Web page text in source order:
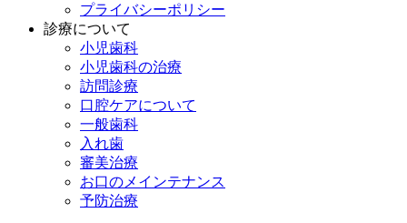
プライバシーポリシー
診療について
小児歯科
小児歯科の治療
訪問診療
口腔ケアについて
一般歯科
入れ歯
審美治療
お口のメインテナンス
予防治療